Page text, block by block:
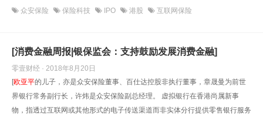
众安保险 保险科技 IPO 港股 互联网保险
[消费金融周报|银保监会：支持鼓励发展消费金融]
零壹财经 · 2018年8月20日
[欧亚平的儿子，亦是众安保险董事、百仕达控股非执行董事，章晟曼为前世
界银行常务副行长，许炜是众安保险副总经理。 虚拟银行在香港尚属新事
物，指透过互联网或其他形式的电子传送渠道而非实体分行提供零售银行服务